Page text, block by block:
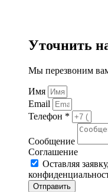
Уточнить
Мы перезвоним
Имя
Email
Телефон *
Сообщение
Соглашение
Оставляя
Отправить